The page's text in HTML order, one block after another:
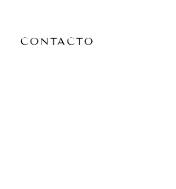
CONTACTO